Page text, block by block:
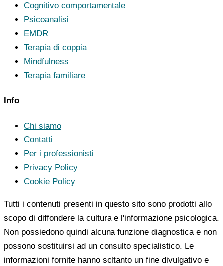
Cognitivo comportamentale
Psicoanalisi
EMDR
Terapia di coppia
Mindfulness
Terapia familiare
Info
Chi siamo
Contatti
Per i professionisti
Privacy Policy
Cookie Policy
Tutti i contenuti presenti in questo sito sono prodotti allo
scopo di diffondere la cultura e l'informazione psicologica.
Non possiedono quindi alcuna funzione diagnostica e non
possono sostituirsi ad un consulto specialistico. Le
informazioni fornite hanno soltanto un fine divulgativo e